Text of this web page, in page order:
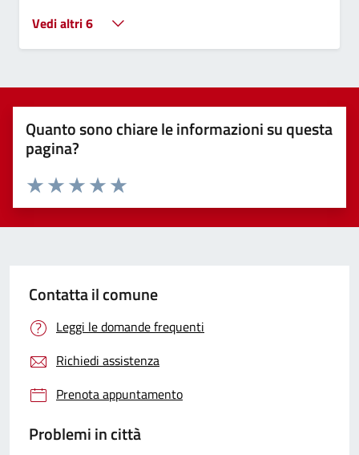
Vedi altri 6
Quanto sono chiare le informazioni su questa
pagina?
Valuta 5 stelle su 5
Valuta 4 stelle su 5
Valuta 3 stelle su 5
Valuta 2 stelle su 5
Valuta 1 stelle su 5
Contatta il comune
Leggi le domande frequenti
Richiedi assistenza
Prenota appuntamento
Problemi in città